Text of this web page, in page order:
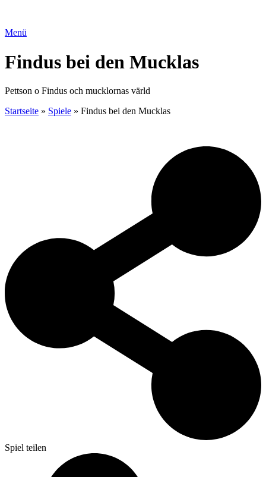
Menü
Findus bei den Mucklas
Pettson o Findus och mucklornas värld
Startseite » Spiele » Findus bei den Mucklas
Spiel teilen